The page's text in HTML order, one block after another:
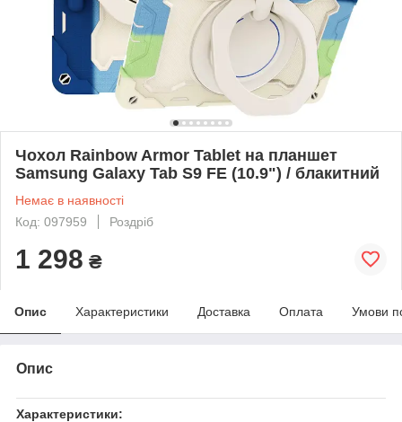
Чохол Rainbow Armor Tablet на планшет
Samsung Galaxy Tab S9 FE (10.9") / блакитний
Немає в наявності
Код: 097959
Роздріб
1 298 ₴
Опис Характеристики Доставка Оплата Умови
Опис
Характеристики: